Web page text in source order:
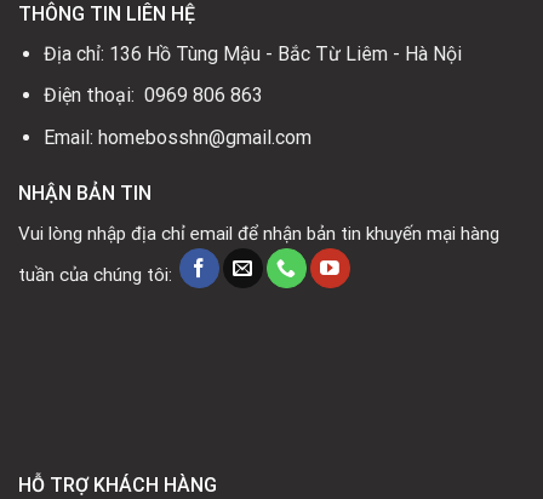
THÔNG TIN LIÊN HỆ
Địa chỉ: 136 Hồ Tùng Mậu - Bắc Từ Liêm - Hà Nội
Điện thoại: 0969 806 863
Email: homebosshn@gmail.com
NHẬN BẢN TIN
Vui lòng nhập địa chỉ email để nhận bản tin khuyến mại hàng
tuần của chúng tôi:
HỖ TRỢ KHÁCH HÀNG